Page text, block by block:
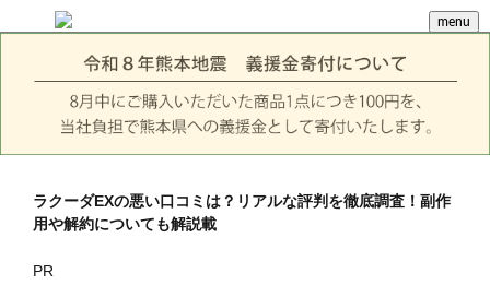
menu
ラクーダEXの悪い口コミは？リアルな評判を徹底調査！副作
用や解約についても解説載
PR